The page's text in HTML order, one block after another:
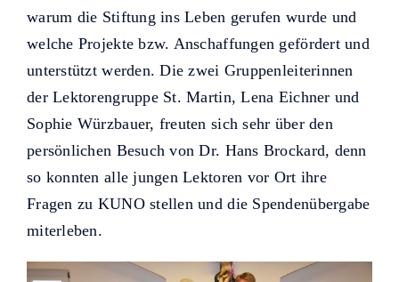
warum die Stiftung ins Leben gerufen wurde und
welche Projekte bzw. Anschaffungen gefördert und
unterstützt werden. Die zwei Gruppenleiterinnen
der Lektorengruppe St. Martin, Lena Eichner und
Sophie Würzbauer, freuten sich sehr über den
persönlichen Besuch von Dr. Hans Brockard, denn
so konnten alle jungen Lektoren vor Ort ihre
Fragen zu KUNO stellen und die Spendenübergabe
miterleben.